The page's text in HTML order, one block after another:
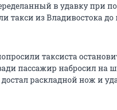
в удавку при
такси из Владивостока до
таксиста
пассажир набросил на
раскладной нож и